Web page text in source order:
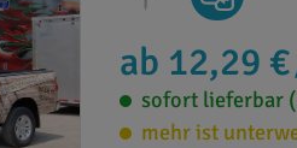
ab 12,29 €
sofort lieferbar
mehr ist